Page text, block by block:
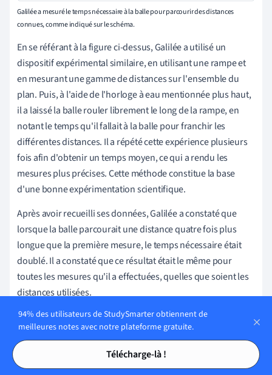
Tables des matières
Tables des matières
Galilée a mesuré le temps nécessaire à la balle pour parcourir des distances
connues, comme indiqué sur le schéma.
En se référant à la figure ci-dessus, Galilée a utilisé un
dispositif expérimental similaire, en utilisant une rampe et
en mesurant une gamme de distances sur l'ensemble du
plan. Puis, à l'aide de l'horloge à eau mentionnée plus haut,
il a laissé la balle rouler librement le long de la rampe, en
notant le temps qu'il fallait à la balle pour franchir les
différentes distances. Il a répété cette expérience plusieurs
fois afin d'obtenir un temps moyen, ce qui a rendu les
mesures plus précises. Cette méthode constitue la base
d'une bonne expérimentation scientifique.
Après avoir recueilli ses données, Galilée a constaté que
lorsque la balle parcourait une distance quatre fois plus
longue que la première mesure, le temps nécessaire était
doublé. Il a constaté que ce résultat était le même pour
toutes les mesures qu'il a effectuées, quelles que soient les
distances utilisées.
Conclusion de l'expérience
Ce que Galilée a tiré de cette expérience, c'est la relation
94% des utilisateurs de StudySmarter obtiennent de
meilleures notes avec notre plateforme gratuite.
Télécharge-là !